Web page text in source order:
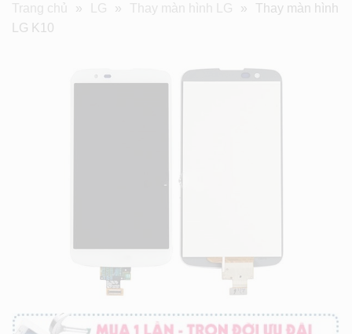
Trang chủ » LG » Thay màn hình LG »
Thay màn hình
LG K10